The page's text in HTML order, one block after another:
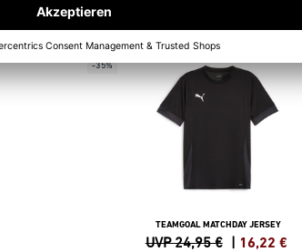
-35%
TEAMGOAL MATCHDAY JERSEY
UVP 24,95 € | 16,22 €